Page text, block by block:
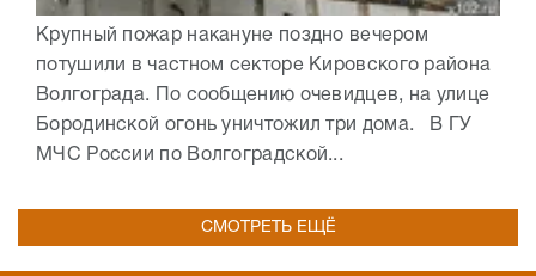
Крупный пожар накануне поздно вечером
потушили в частном секторе Кировского района
Волгограда. По сообщению очевидцев, на улице
Бородинской огонь уничтожил три дома. В ГУ
МЧС России по Волгоградской...
СМОТРЕТЬ ЕЩЁ